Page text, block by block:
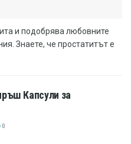
и подобрява любовните
Знаете, че простатитът е
Капсули за
0